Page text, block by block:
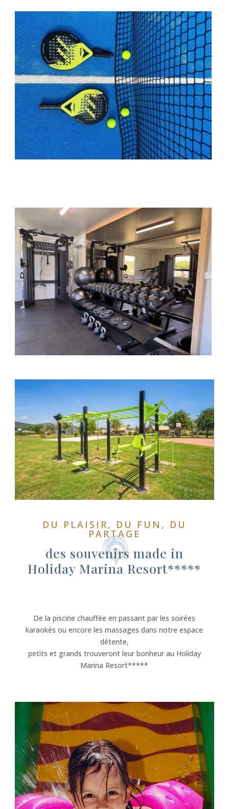
DU PLAISIR, DU FUN, DU
PARTAGE
des souvenirs made in
Holiday Marina Resort*****
De la piscine chauffée en passant par les soirées
karaokés ou encore les massages dans notre espace
détente,
petits et grands trouveront leur bonheur au Holiday
Marina Resort*****